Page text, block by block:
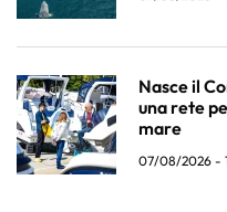
Nasce il
una rete
mare
07/08/2026 -